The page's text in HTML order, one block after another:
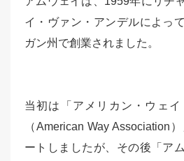
イ・ヴァン・アンデルによっ
ガン州で創業されました。
当初は「アメリカン・ウェ
（American Way Association
ートしましたが、その後「ア